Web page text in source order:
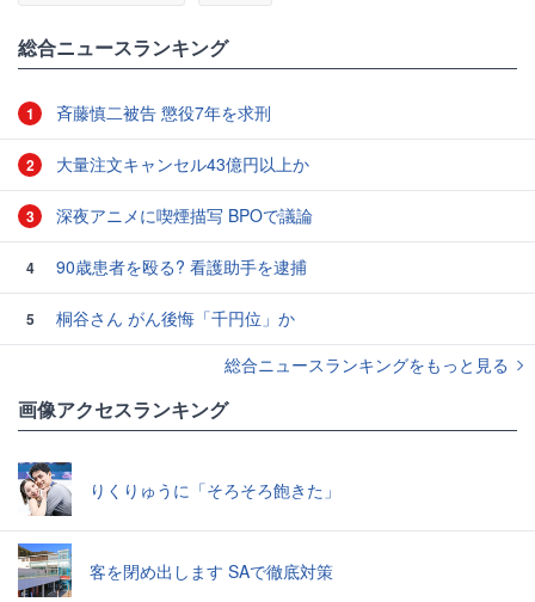
総合ニュースランキング
1 斉藤慎二被告 懲役7年を求刑
2 大量注文キャンセル43億円以上か
3 深夜アニメに喫煙描写 BPOで議論
4 90歳患者を殴る? 看護助手を逮捕
5
桐谷さん がん後悔「千円位」か
総合ニュースランキングをもっと見る
画像アクセスランキング
りくりゅうに「そろそろ飽きた」
客を閉め出します SAで徹底対策